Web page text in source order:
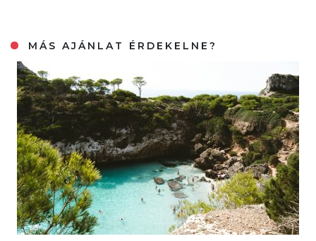
MÁS AJÁNLAT ÉRDEKELNE?